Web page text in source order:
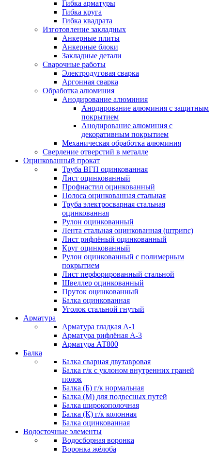
Гибка арматуры
Гибка круга
Гибка квадрата
Изготовление закладных
Анкерные плиты
Анкерные блоки
Закладные детали
Сварочные работы
Электродуговая сварка
Аргонная сварка
Обработка алюминия
Анодирование алюминия
Анодирование алюминия с защитным
покрытием
Анодирование алюминия с
декоративным покрытием
Механическая обработка алюминия
Сверление отверстий в металле
Оцинкованный прокат
Труба ВГП оцинкованная
Лист оцинкованный
Профнастил оцинкованный
Полоса оцинкованная стальная
Труба электросварная стальная
оцинкованная
Рулон оцинкованный
Лента стальная оцинкованная (штрипс)
Лист рифлёный оцинкованный
Круг оцинкованный
Рулон оцинкованный с полимерным
покрытием
Лист перфорированный стальной
Швеллер оцинкованный
Пруток оцинкованный
Балка оцинкованная
Уголок стальной гнутый
Арматура
Арматура гладкая А-1
Арматура рифлёная А-3
Арматура АТ800
Балка
Балка сварная двутавровая
Балка г/к с уклоном внутренних граней
полок
Балка (Б) г/к нормальная
Балка (М) для подвесных путей
Балка широкополочная
Балка (К) г/к колонная
Балка оцинкованная
Водосточные элементы
Водосборная воронка
Воронка жёлоба